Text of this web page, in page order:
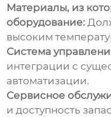
Материалы, из
оборудование:
высоким
Система
интеграции с
автоматизации.
Сервисное
и доступность